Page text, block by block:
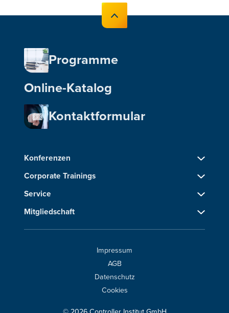
Programme
Online-Katalog
Kontaktformular
Konferenzen
Corporate Trainings
Service
Mitgliedschaft
Impressum
AGB
Datenschutz
Cookies